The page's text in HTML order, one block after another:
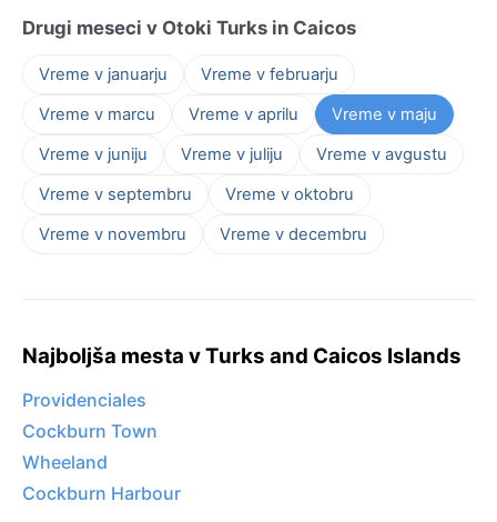
Drugi meseci v Otoki Turks in Caicos
Vreme v januarju
Vreme v februarju
Vreme v marcu
Vreme v aprilu
Vreme v maju
Vreme v juniju
Vreme v juliju
Vreme v avgustu
Vreme v septembru
Vreme v oktobru
Vreme v novembru
Vreme v decembru
Najboljša mesta v Turks and Caicos Islands
Providenciales
Cockburn Town
Wheeland
Cockburn Harbour